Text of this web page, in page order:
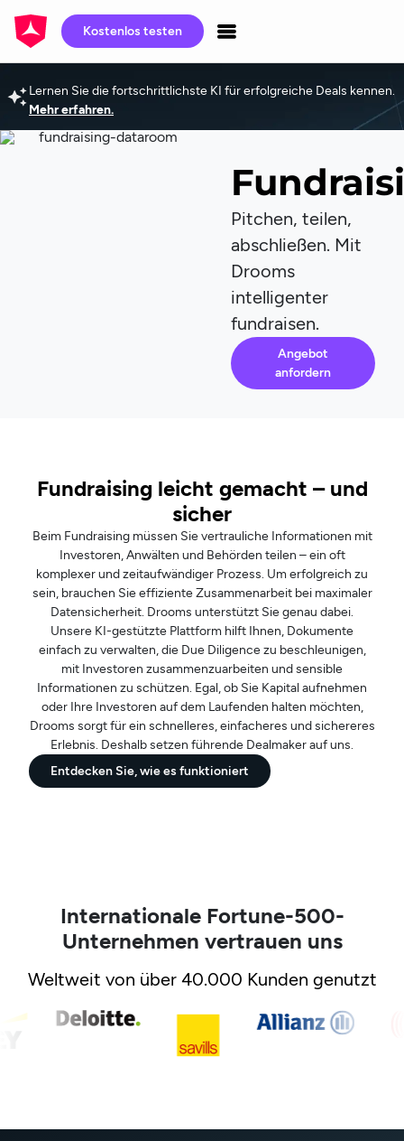
Kostenlos testen
Lernen Sie die fortschrittlichste KI für erfolgreiche Deals kennen.
Mehr erfahren.
Pitchen, teilen,
abschließen. Mit
Drooms
intelligenter
fundraisen.
Angebot
anfordern
Fundraising leicht gemacht – und
sicher
Beim Fundraising müssen Sie vertrauliche Informationen mit
Investoren, Anwälten und Behörden teilen – ein oft
komplexer und zeitaufwändiger Prozess. Um erfolgreich zu
sein, brauchen Sie effiziente Zusammenarbeit bei maximaler
Datensicherheit. Drooms unterstützt Sie genau dabei.
Unsere KI-gestützte Plattform hilft Ihnen, Dokumente
einfach zu verwalten, die Due Diligence zu beschleunigen,
mit Investoren zusammenzuarbeiten und sensible
Informationen zu schützen. Egal, ob Sie Kapital aufnehmen
oder Ihre Investoren auf dem Laufenden halten möchten,
Drooms sorgt für ein schnelleres, einfacheres und sichereres
Erlebnis. Deshalb setzen führende Dealmaker auf uns.
Entdecken Sie, wie es funktioniert
Internationale Fortune-500-
Unternehmen vertrauen uns
Weltweit von über 40.000 Kunden genutzt